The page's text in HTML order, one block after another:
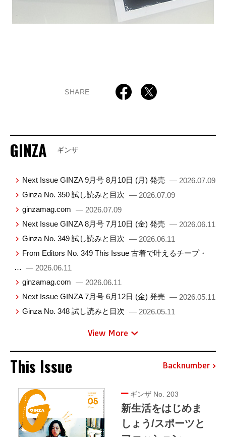
SHARE
GINZA ギンザ
Next Issue GINZA 9月号 8月10日 (月) 発売 — 2026.07.09
Ginza No. 350 試し読みと目次 — 2026.07.09
ginzamag.com — 2026.07.09
Next Issue GINZA 8月号 7月10日 (金) 発売 — 2026.06.11
Ginza No. 349 試し読みと目次 — 2026.06.11
From Editors No. 349 This Issue 古着で叶えるチープ・
… — 2026.06.11
ginzamag.com — 2026.06.11
Next Issue GINZA 7月号 6月12日 (金) 発売 — 2026.05.11
Ginza No. 348 試し読みと目次 — 2026.05.11
View More
This Issue Backnumber
ギンザ No. 203
新生活をはじめま
しょう/スポーツと